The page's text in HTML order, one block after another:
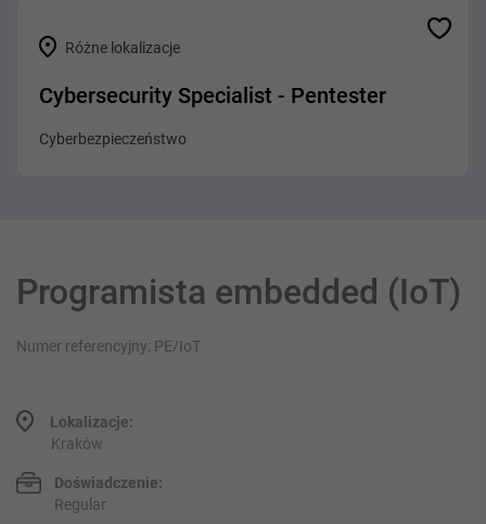
Różne lokalizacje
Cybersecurity Specialist - Pentester
Cyberbezpieczeństwo
Programista embedded (IoT)
Numer referencyjny: PE/IoT
Lokalizacje:
Kraków
Doświadczenie:
Regular